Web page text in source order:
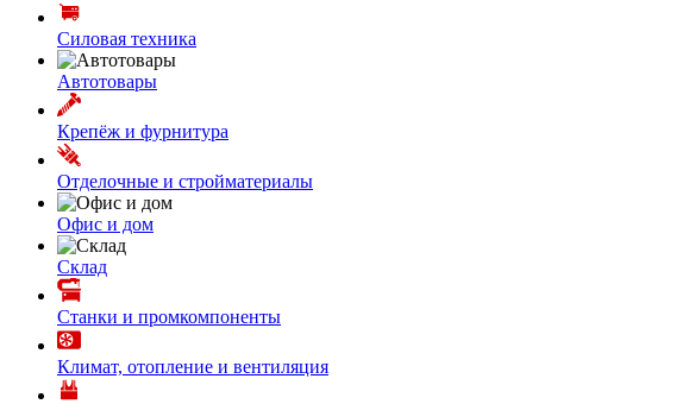
Силовая техника
Автотовары
Крепёж и фурнитура
Отделочные и стройматериалы
Офис и дом
Склад
Станки и промкомпоненты
Климат, отопление и вентиляция